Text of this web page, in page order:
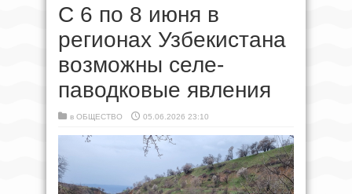
С 6 по 8 июня в
регионах Узбекистана
возможны селе-
паводковые явления
в ОБЩЕСТВО 05.06.2026 23:10